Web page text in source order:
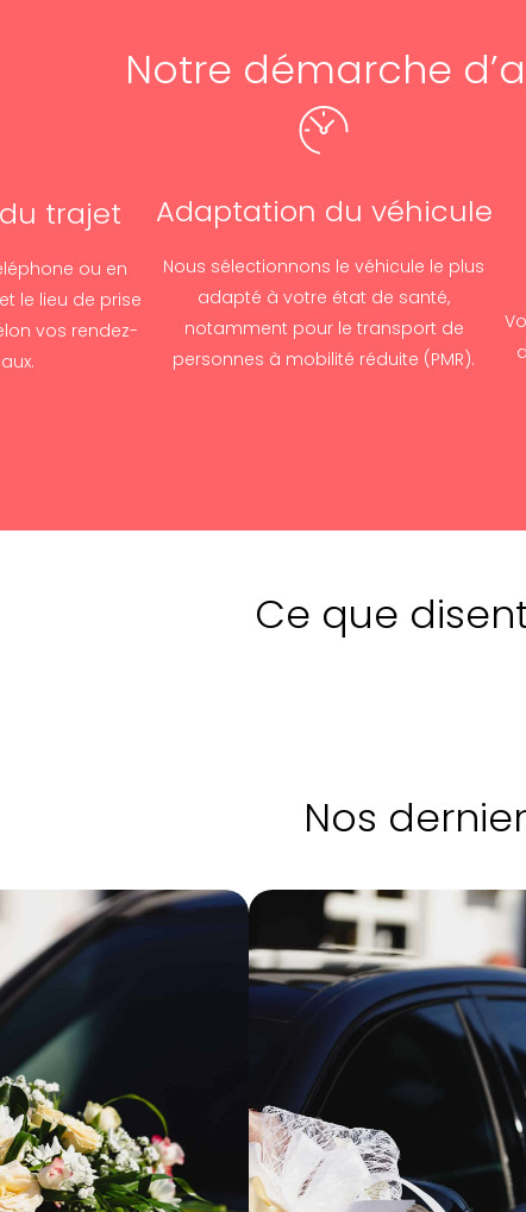
Notre démarche
trajet
ou en
le lieu de prise
vos rendez-
Adaptation du véhicule
Nous sélectionnons le véhicule le plus
adapté à votre état de santé,
notamment pour le transport de
personnes à mobilité réduite (PMR).
Ce que
Nos